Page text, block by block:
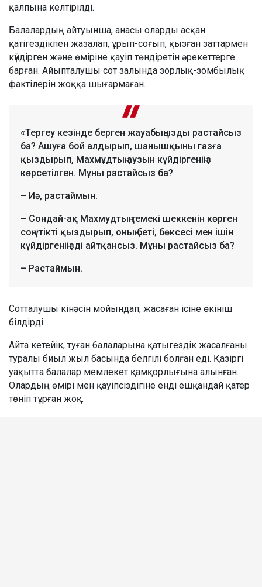
қалпына келтірілді.
Балалардың айтуынша, анасы оларды асқан
қатігездікпен жазалап, ұрып-соғып, қызған заттармен
күйдірген және өміріне қауіп төндіретін әрекеттерге
барған. Айыпталушы сот залында зорлық-зомбылық
фактілерін жоққа шығармаған.
«Тергеу кезінде берген жауабыңызды растайсыз
ба? Ашуға бой алдырып, шанышқыны газға
қыздырып, Махмұдтың аузын күйдіргеніңіз
көрсетілген. Мұны растайсыз ба?
– Иә, растаймын.
– Сондай-ақ Махмудтың темекі шеккенін көрген
соң үтікті қыздырып, оның беті, бөксесі мен ішін
күйдіргеніңізді айтқансыз. Мұны растайсыз ба?
– Растаймын.
Сотталушы кінәсін мойындап, жасаған ісіне өкініш
білдірді.
Айта кетейік, туған балаларына қатыгездік жасалғаны
туралы биыл жыл басында белгілі болған еді. Қазіргі
уақытта балалар мемлекет қамқорлығына алынған.
Олардың өмірі мен қауіпсіздігіне енді ешқандай қатер
төніп тұрған жоқ.